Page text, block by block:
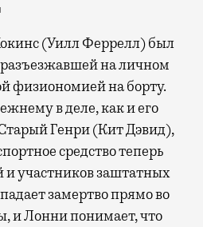
разъезжавшей на личном
физиономией на борту.
в деле, как и его
Генри (Кит Дэвид),
средство теперь
и участников заштатных
замертво прямо во
и Лонни понимает, что